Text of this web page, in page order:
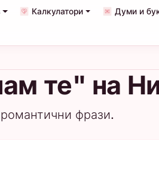
Калкулатори Думи и
те" на
фрази.